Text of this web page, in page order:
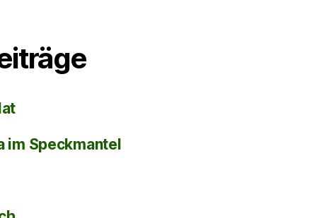
im Speckmantel